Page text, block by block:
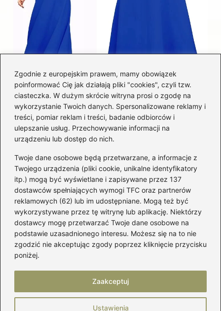
Zgodnie z europejskim prawem, mamy obowiązek
poinformować Cię jak działają pliki "cookies", czyli tzw.
ciasteczka. W dużym skrócie witryna prosi o zgodę na
wykorzystanie Twoich danych. Spersonalizowane reklamy i
treści, pomiar reklam i treści, badanie odbiorców i
ulepszanie usług. Przechowywanie informacji na
urządzeniu lub dostęp do nich.
Twoje dane osobowe będą przetwarzane, a informacje z
Twojego urządzenia (pliki cookie, unikalne identyfikatory
itp.) mogą być wyświetlane i zapisywane przez 137
dostawców spełniających wymogi TFC oraz partnerów
reklamowych (62) lub im udostępniane. Mogą też być
wykorzystywane przez tę witrynę lub aplikację. Niektórzy
dostawcy mogę przetwarzać Twoje dane osobowe na
podstawie uzasadnionego interesu. Możesz się na to nie
zgodzić nie akceptując zgody poprzez kliknięcie przycisku
poniżej.
Ustawienia
Zaakceptuj
Łatwy sposób jak skrócić spódnicę z
półkoła w domu
Kategorie
Akcesoria(29)
Buty(223)
Dodatki(59)
Dziecko(101)
Kobieta(39)
Moda(109)
Styl(2)
Prywatność Zasady użytkowania